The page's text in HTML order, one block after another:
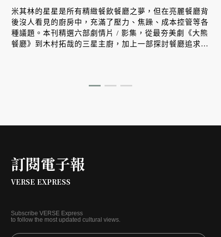
米其林的星星是所有精緻餐飲餐廳之夢，但在亮麗餐廳背
後沒人看見的廚房中，充滿了壓力、焦躁、成本控管等各
種議題。本刊精選六部劇情片 / 影集，從最夯美劇《大熊
餐廳》到木村拓哉的三星主廚，加上一部探討餐廳追求米
訂閱電子報
VERSE EXPRESS
Subscribe VERSE Express
to follow the most updated cultural views.